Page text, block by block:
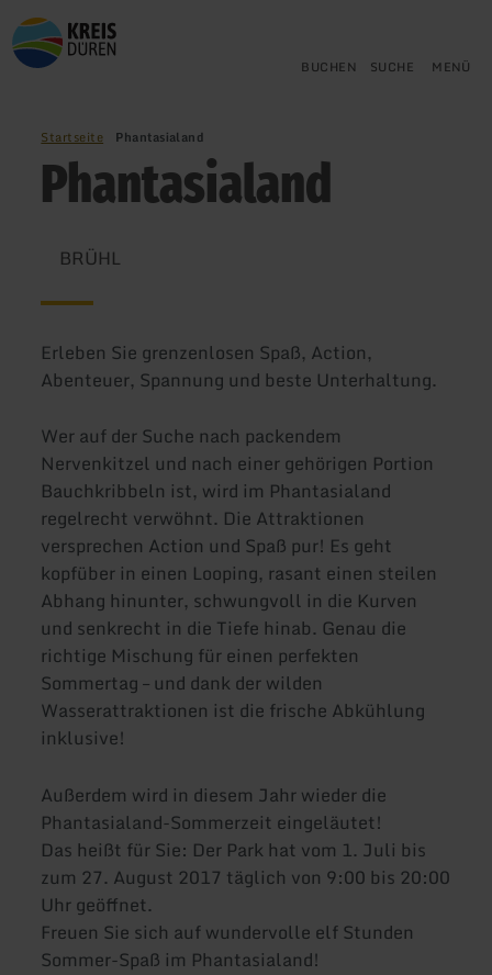
Zurück
zur
Startseite
BUCHEN SUCHE MENÜ
Startseite Phantasialand
Phantasialand
BRÜHL
Erleben Sie grenzenlosen Spaß, Action,
Abenteuer, Spannung und beste Unterhaltung.
Wer auf der Suche nach packendem
Nervenkitzel und nach einer gehörigen Portion
Bauchkribbeln ist, wird im Phantasialand
regelrecht verwöhnt. Die Attraktionen
versprechen Action und Spaß pur! Es geht
kopfüber in einen Looping, rasant einen steilen
Abhang hinunter, schwungvoll in die Kurven
und senkrecht in die Tiefe hinab. Genau die
richtige Mischung für einen perfekten
Sommertag – und dank der wilden
Wasserattraktionen ist die frische Abkühlung
inklusive!
Außerdem wird in diesem Jahr wieder die
Phantasialand-Sommerzeit eingeläutet!
Das heißt für Sie: Der Park hat vom 1. Juli bis
zum 27. August 2017 täglich von 9:00 bis 20:00
Uhr geöffnet.
Freuen Sie sich auf wundervolle elf Stunden
Sommer-Spaß im Phantasialand!